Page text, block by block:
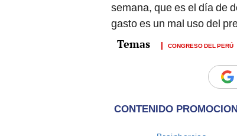
semana, que es el día de
gasto es un mal uso del
CONGRESO DEL PERÚ